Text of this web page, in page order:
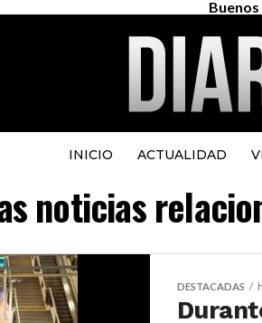
INICIO ACTUALIDAD
noticias
DESTACADAS